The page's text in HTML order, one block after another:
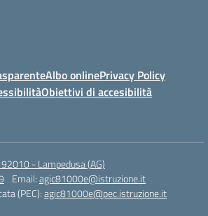
Albo onlinePrivacy Policy
Obiettivi di accesibilità
- Lampedusa (AG)
Email:agic81000e@istruzione.it
(PEC):agic81000e@pec.istruzione.it